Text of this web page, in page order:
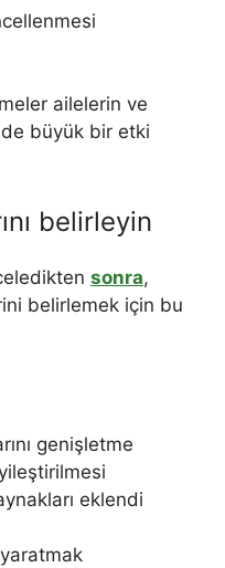
ailelerin ve
büyük bir etki
belirleyin
sonra,
belirlemek için bu
genişletme
eklendi